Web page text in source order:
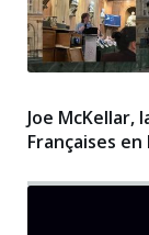
Joe McKellar,
Françaises